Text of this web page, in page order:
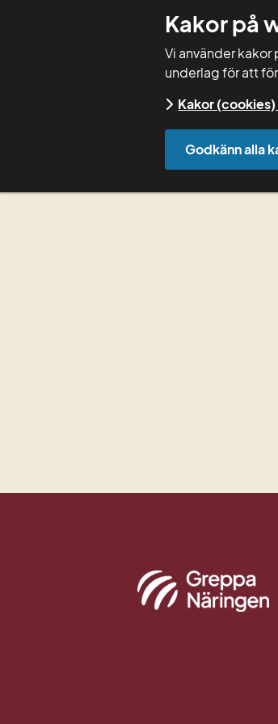
Kakor på
Vi använder
underlag för att
Kakor
Godkänn alla